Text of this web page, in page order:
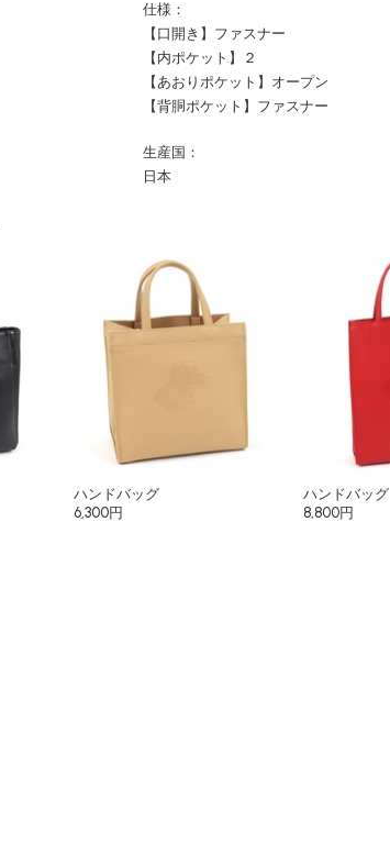
仕様：
【口開き】ファスナー
【内ポケット】２
【あおりポケット】オープン
【背胴ポケット】ファスナー
生産国：
日本
ハンドバッグ
6,300円
ハンドバッグ
8,800円